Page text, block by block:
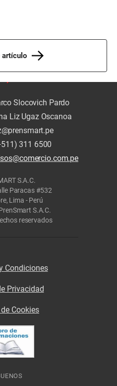
artículo
Slocovich Pardo
Liz Ugaz Oscanoa
311 6500
S.A.C.
Paracas #532
Lima - Perú
S.A.C.
reservados
Condiciones
Privacidad
Cookies